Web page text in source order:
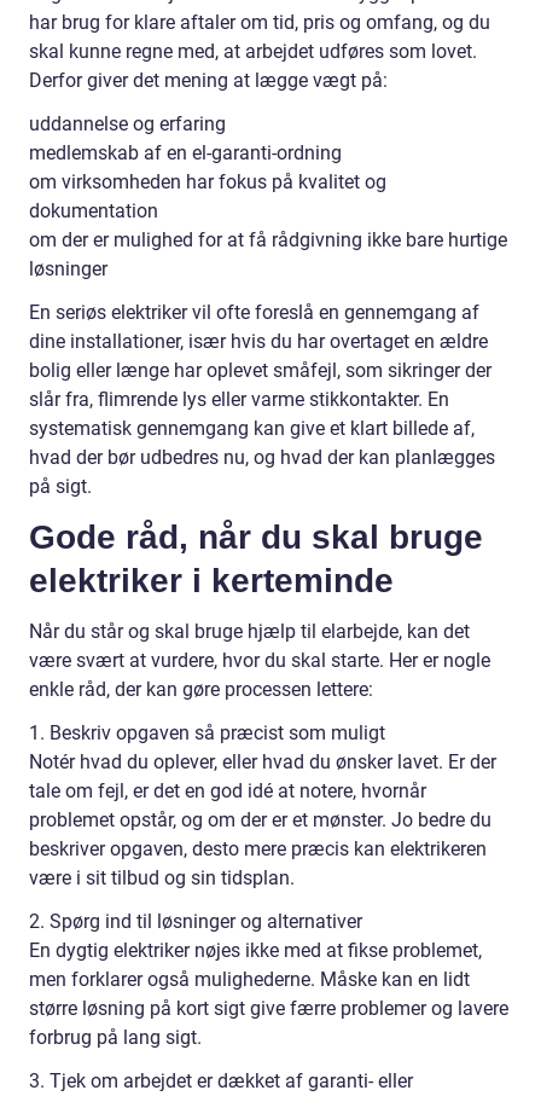
har brug for klare aftaler om tid, pris og omfang, og du
skal kunne regne med, at arbejdet udføres som lovet.
Derfor giver det mening at lægge vægt på:
uddannelse og erfaring
medlemskab af en el-garanti-ordning
om virksomheden har fokus på kvalitet og
dokumentation
om der er mulighed for at få rådgivning ikke bare hurtige
løsninger
En seriøs elektriker vil ofte foreslå en gennemgang af
dine installationer, især hvis du har overtaget en ældre
bolig eller længe har oplevet småfejl, som sikringer der
slår fra, flimrende lys eller varme stikkontakter. En
systematisk gennemgang kan give et klart billede af,
hvad der bør udbedres nu, og hvad der kan planlægges
på sigt.
Gode råd, når du skal bruge
elektriker i kerteminde
Når du står og skal bruge hjælp til elarbejde, kan det
være svært at vurdere, hvor du skal starte. Her er nogle
enkle råd, der kan gøre processen lettere:
1. Beskriv opgaven så præcist som muligt
Notér hvad du oplever, eller hvad du ønsker lavet. Er der
tale om fejl, er det en god idé at notere, hvornår
problemet opstår, og om der er et mønster. Jo bedre du
beskriver opgaven, desto mere præcis kan elektrikeren
være i sit tilbud og sin tidsplan.
2. Spørg ind til løsninger og alternativer
En dygtig elektriker nøjes ikke med at fikse problemet,
men forklarer også mulighederne. Måske kan en lidt
større løsning på kort sigt give færre problemer og lavere
forbrug på lang sigt.
3. Tjek om arbejdet er dækket af garanti- eller